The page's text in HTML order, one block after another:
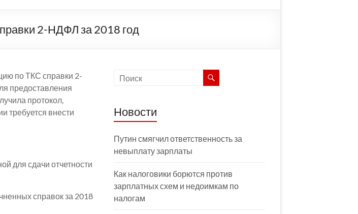
2-НДФЛ за 2018 год
по ТКС справки 2-
предоставления
протокол,
требуется внести
для сдачи отчетности
справок за 2018
Новости
Путин смягчил ответственность за
невыплату зарплаты
Как налоговики борются против
зарплатных схем и недоимкам по
налогам